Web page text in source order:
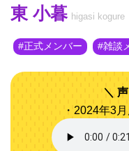
東 小暮 higasi kogure
正式メンバー 雑談
・2024年3